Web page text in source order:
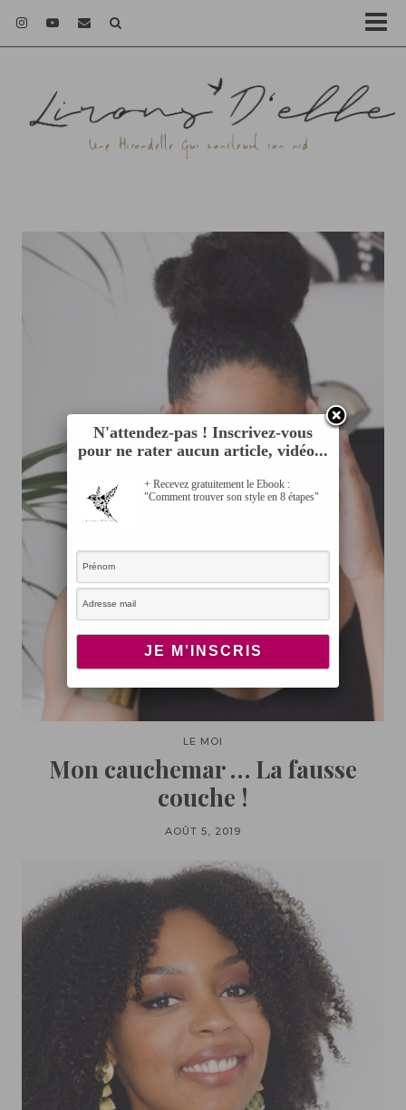
LE MOI
Mon cauchemar … La fausse
couche !
AOÛT 5, 2019
N'attendez-pas ! Inscrivez-vous
pour ne rater aucun article, vidéo...
+ Recevez gratuitement le Ebook :
"Comment trouver son style en 8 étapes"